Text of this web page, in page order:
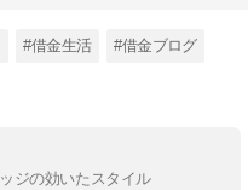
#借金生活 #借金ブログ
ジの効いたスタイル